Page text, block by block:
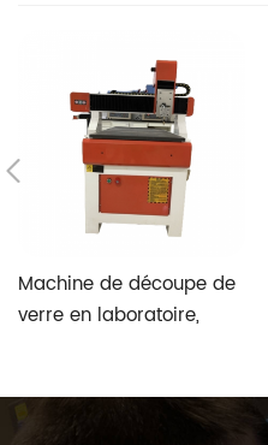
Machine de découpe de
verre en laboratoire,
de contrôle spécial de